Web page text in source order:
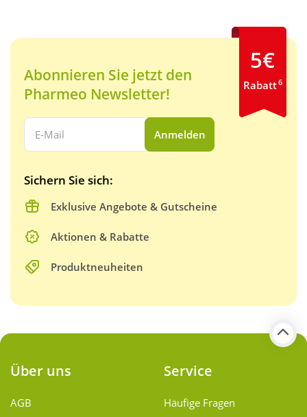
Abonnieren Sie jetzt den
Pharmeo Newsletter!
Ihre E-Mail Adresse:
Anmelden
Sichern Sie sich:
Exklusive Angebote & Gutscheine
Aktionen & Rabatte
Produktneuheiten
5€
Rabatt6
Über uns
AGB
Service
Häufige Fragen